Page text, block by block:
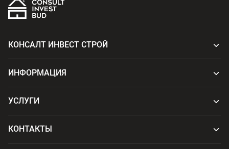
КОНСАЛТ ИНВЕСТ СТРОЙ
ИНФОРМАЦИЯ
УСЛУГИ
КОНТАКТЫ